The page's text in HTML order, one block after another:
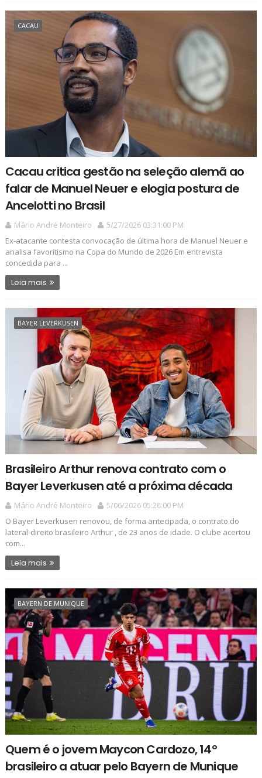
CACAU
Cacau critica gestão na seleção alemã ao
falar de Manuel Neuer e elogia postura de
Ancelotti no Brasil
Mário André Monteiro
5/27/2026 03:31:00 PM
Ex-atacante contesta convocação de última hora de Manuel Neuer e
analisa favoritismo na Copa do Mundo de 2026 Em entrevista
concedida para ...
Leia mais
BAYER LEVERKUSEN
Brasileiro Arthur renova contrato com o
Bayer Leverkusen até a próxima década
Mário André Monteiro
5/06/2026 05:26:00 PM
O Bayer Leverkusen renovou, de forma antecipada, o contrato do
lateral-direito brasileiro Arthur , de 23 anos de idade. O clube acertou
com...
Leia mais
BAYERN DE MUNIQUE
Quem é o jovem Maycon Cardozo, 14º
brasileiro a atuar pelo Bayern de Munique